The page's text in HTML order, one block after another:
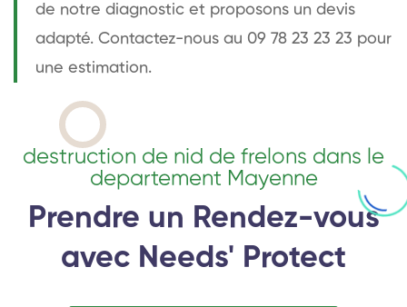
de notre diagnostic et proposons un devis
adapté. Contactez-nous au 09 78 23 23 23 pour
une estimation.
destruction de nid de frelons dans le
departement Mayenne
Prendre un Rendez-vous
avec Needs' Protect